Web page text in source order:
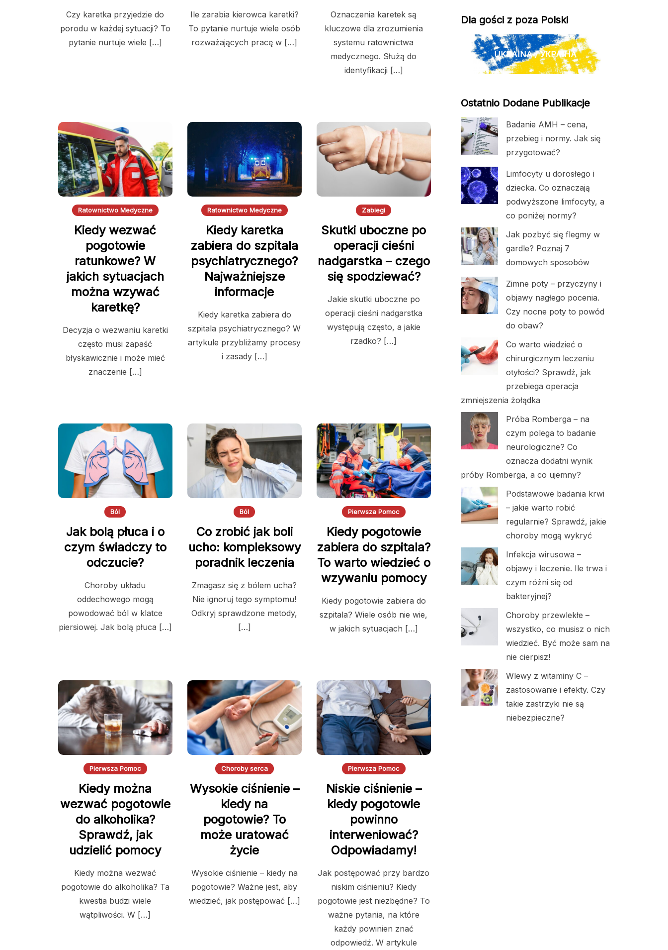
Czy karetka przyjedzie do
porodu w każdej sytuacji? To
pytanie nurtuje wiele […]
Ile zarabia kierowca karetki?
To pytanie nurtuje wiele osób
rozważających pracę w […]
Oznaczenia karetek są
kluczowe dla zrozumienia
systemu ratownictwa
medycznego. Służą do
identyfikacji […]
Ratownictwo Medyczne
Kiedy wezwać
pogotowie
ratunkowe? W
jakich sytuacjach
można wzywać
karetkę?
Decyzja o wezwaniu karetki
często musi zapaść
błyskawicznie i może mieć
znaczenie […]
Ratownictwo Medyczne
Kiedy karetka
zabiera do szpitala
psychiatrycznego?
Najważniejsze
informacje
Kiedy karetka zabiera do
szpitala psychiatrycznego? W
artykule przybliżamy procesy
i zasady […]
Zabiegi
Skutki uboczne po
operacji cieśni
nadgarstka – czego
się spodziewać?
Jakie skutki uboczne po
operacji cieśni nadgarstka
występują często, a jakie
rzadko? […]
Ból
Jak bolą płuca i o
czym świadczy to
odczucie?
Choroby układu
oddechowego mogą
powodować ból w klatce
piersiowej. Jak bolą płuca […]
Ból
Co zrobić jak boli
ucho: kompleksowy
poradnik leczenia
Zmagasz się z bólem ucha?
Nie ignoruj tego symptomu!
Odkryj sprawdzone metody,
[…]
Pierwsza Pomoc
Kiedy pogotowie
zabiera do szpitala?
To warto wiedzieć o
wzywaniu pomocy
Kiedy pogotowie zabiera do
szpitala? Wiele osób nie wie,
w jakich sytuacjach […]
Pierwsza Pomoc
Kiedy można
wezwać pogotowie
do alkoholika?
Sprawdź, jak
udzielić pomocy
Kiedy można wezwać
pogotowie do alkoholika? Ta
kwestia budzi wiele
wątpliwości. W […]
Choroby serca
Wysokie ciśnienie –
kiedy na
pogotowie? To
może uratować
życie
Wysokie ciśnienie – kiedy na
pogotowie? Ważne jest, aby
wiedzieć, jak postępować […]
Pierwsza Pomoc
Niskie ciśnienie –
kiedy pogotowie
powinno
interweniować?
Odpowiadamy!
Jak postępować przy bardzo
niskim ciśnieniu? Kiedy
pogotowie jest niezbędne? To
ważne pytania, na które
każdy powinien znać
odpowiedź. W artykule
Dla gości z poza Polski
UKRAINA / УКРАЇНА
Ostatnio Dodane Publikacje
Badanie AMH – cena,
przebieg i normy. Jak się
przygotować?
Limfocyty u dorosłego i
dziecka. Co oznaczają
podwyższone limfocyty, a
co poniżej normy?
Jak pozbyć się flegmy w
gardle? Poznaj 7
domowych sposobów
Zimne poty – przyczyny i
objawy nagłego pocenia.
Czy nocne poty to powód
do obaw?
Co warto wiedzieć o
chirurgicznym leczeniu
otyłości? Sprawdź, jak
przebiega operacja
zmniejszenia żołądka
Próba Romberga – na
czym polega to badanie
neurologiczne? Co
oznacza dodatni wynik
próby Romberga, a co ujemny?
Podstawowe badania krwi
– jakie warto robić
regularnie? Sprawdź, jakie
choroby mogą wykryć
Infekcja wirusowa –
objawy i leczenie. Ile trwa i
czym różni się od
bakteryjnej?
Choroby przewlekłe –
wszystko, co musisz o nich
wiedzieć. Być może sam na
nie cierpisz!
Wlewy z witaminy C –
zastosowanie i efekty. Czy
takie zastrzyki nie są
niebezpieczne?